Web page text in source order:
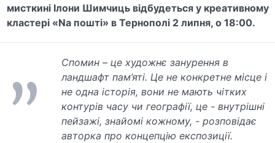
мисткині Ілони Шимчиць відбудеться у креативному
кластері «Nа пошті» в Тернополі 2 липня, о 18:00.
Спомин – це художнє занурення в
ландшафт пам’яті. Це не конкретне місце і
не одна історія, вони не мають чітких
контурів часу чи географії, це - внутрішні
пейзажі, знайомі кожному, - розповідає
авторка про концепцію експозиції.